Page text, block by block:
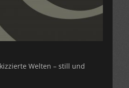
Welten – still und